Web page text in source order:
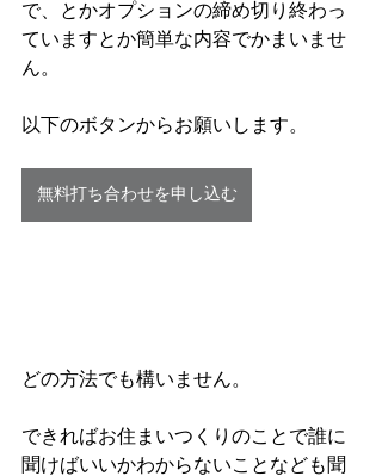
で、とかオプションの締め切り終わっ
ていますとか簡単な内容でかまいませ
ん。
以下のボタンからお願いします。
無料打ち合わせを申し込む
どの方法でも構いません。
できればお住まいつくりのことで誰に
聞けばいいかわからないことなども聞